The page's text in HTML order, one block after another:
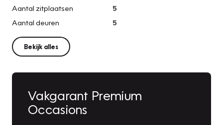
Aantal zitplaatsen
5
Aantal deuren
5
Bekijk alles
Vakgarant Premium
Occasions